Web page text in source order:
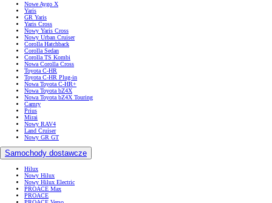
Nowe Aygo X
Yaris
GR Yaris
Yaris Cross
Nowy Yaris Cross
Nowy Urban Cruiser
Corolla Hatchback
Corolla Sedan
Corolla TS Kombi
Nowa Corolla Cross
Toyota C-HR
Toyota C-HR Plug-in
Nowa Toyota C-HR+
Nowa Toyota bZ4X
Nowa Toyota bZ4X Touring
Camry
Prius
Mirai
Nowy RAV4
Land Cruiser
Nowy GR GT
Samochody dostawcze
Hilux
Nowy Hilux
Nowy Hilux Electric
PROACE Max
PROACE